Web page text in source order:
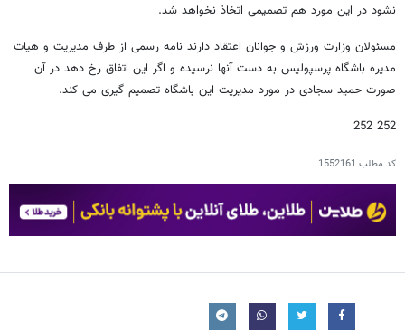
نشود در این مورد هم تصمیمی اتخاذ نخواهد شد.
مسئولان وزارت ورزش و جوانان اعتقاد دارند نامه رسمی از طرف مدیریت و هیات
مدیره باشگاه پرسپولیس به دست آنها نرسیده و اگر این اتفاق رخ دهد در آن
صورت حمید سجادی در مورد مدیریت این باشگاه تصمیم گیری می کند.
252 252
کد مطلب 1552161